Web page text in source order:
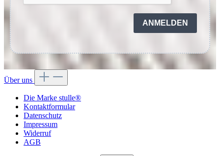
ANMELDEN
Über uns
Die Marke stulle®
Kontaktformular
Datenschutz
Impressum
Widerruf
AGB